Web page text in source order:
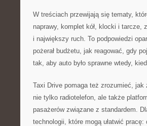
W treściach przewijają się tematy,
naprawy, komplet kół, klocki i tarcze,
i największy ruch. To podpowiedzi
pożerał budżetu, jak reagować, gdy
tak, aby auto było sprawne wtedy,
Taxi Drive pomaga też zrozumieć,
nie tylko radiotelefon, ale także
pasażerów związane z standardem.
technologii, które mogą ułatwić